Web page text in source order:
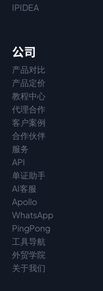
IPIDEA
公司
产品对比
产品定价
教程中心
代理合作
客户案例
合作伙伴
服务
API
单证助手
AI客服
Apollo
WhatsApp
PingPong
工具导航
外贸学院
关于我们